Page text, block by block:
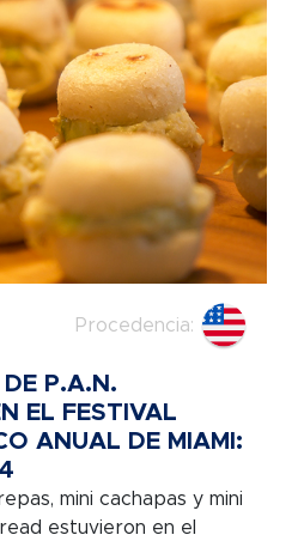
Procedencia:
P.A.N.
EL FESTIVAL
ANUAL DE MIAMI:
mini cachapas y mini
estuvieron en el